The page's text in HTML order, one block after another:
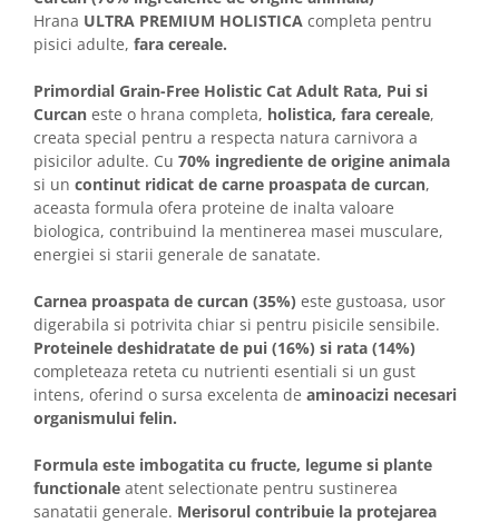
Hrana ULTRA PREMIUM HOLISTICA completa pentru
pisici adulte, fara cereale.
Primordial Grain-Free Holistic Cat Adult Rata, Pui si
Curcan este o hrana completa, holistica, fara cereale,
creata special pentru a respecta natura carnivora a
pisicilor adulte. Cu 70% ingrediente de origine animala
si un continut ridicat de carne proaspata de curcan,
aceasta formula ofera proteine de inalta valoare
biologica, contribuind la mentinerea masei musculare,
energiei si starii generale de sanatate.
Carnea proaspata de curcan (35%) este gustoasa, usor
digerabila si potrivita chiar si pentru pisicile sensibile.
Proteinele deshidratate de pui (16%) si rata (14%)
completeaza reteta cu nutrienti esentiali si un gust
intens, oferind o sursa excelenta de aminoacizi necesari
organismului felin.
Formula este imbogatita cu fructe, legume si plante
functionale atent selectionate pentru sustinerea
sanatatii generale. Merisorul contribuie la protejarea